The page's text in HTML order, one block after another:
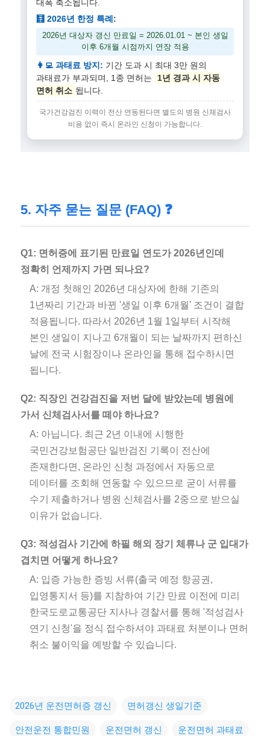
대폭 축소됩니다.
🧮 2026년 한정 특례:
2026년 대상자 갱신 만료일 = 2026.01.01 ~ 본인 생일
이후 6개월 시점까지 연장 적용
👩‍💻 과태료 방지: 기간 도과 시 최대 3만 원의
과태료가 부과되며, 1종 면허는
1년 경과 시 자동
면허 취소 됩니다.
국가건강검진 이력이 전산 연동된다면 별도의 병원 신체검사
비용 없이 즉시 온라인 신청이 가능합니다.
5. 자주 묻는 질문 (FAQ) ❓
Q1: 면허증에 표기된 만료일 연도가 2026년인데
정확히 언제까지 가면 되나요?
A: 개정 첫해인 2026년 대상자에 한해 기존의
1년짜리 기간과 바뀐 '생일 이후 6개월' 조건이 결합
적용됩니다. 따라서 2026년 1월 1일부터 시작해
본인 생일이 지나고 6개월이 되는 날짜까지 편하신
날에 전국 시험장이나 온라인을 통해 접수하시면
됩니다.
Q2: 직장인 건강검진을 저번 달에 받았는데 병원에
가서 신체검사서를 떼야 하나요?
A: 아닙니다. 최근 2년 이내에 시행한
국민건강보험공단 일반검진 기록이 전산에
존재한다면, 온라인 신청 과정에서 자동으로
데이터를 조회해 연동할 수 있으므로 굳이 서류를
수기 제출하거나 병원 신체검사를 2중으로 받으실
이유가 없습니다.
Q3: 적성검사 기간에 하필 해외 장기 체류나 군 입대가
겹치면 어떻게 하나요?
A: 입증 가능한 증빙 서류(출국 예정 항공권,
입영통지서 등)를 지참하여 기간 만료 이전에 미리
한국도로교통공단 지사나 경찰서를 통해 '적성검사
연기 신청'을 정식 접수하셔야 과태료 처분이나 면허
취소 불이익을 예방할 수 있습니다.
2026년 운전면허증 갱신 면허갱신 생일기준
안전운전 통합민원 운전면허 갱신 운전면허 과태료